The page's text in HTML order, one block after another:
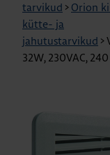
tarvikud > Orion
kütte- ja
jahutustarvikud >
32W, 230VAC,